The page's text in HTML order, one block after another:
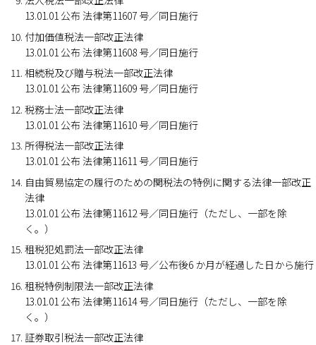
13.01.01 公布 法律第11607 号／同日施行
付加価値税法一部改正法律
13.01.01 公布 法律第11608 号／同日施行
相続税及び贈与税法一部改正法律
13.01.01 公布 法律第11609 号／同日施行
税務士法一部改正法律
13.01.01 公布 法律第11610 号／同日施行
所得税法一部改正法律
13.01.01 公布 法律第11611 号／同日施行
自由貿易協定の履行のための関税法の特例に関する法律一部改正
法律
13.01.01 公布 法律第11612 号／同日施行（ただし、一部を除
く。）
租税犯処罰法一部改正法律
13.01.01 公布 法律第11613 号／公布後6 か月が経過した日から施行
租税特例制限法一部改正法律
13.01.01 公布 法律第11614 号／同日施行（ただし、一部を除
く。）
証券取引税法一部改正法律